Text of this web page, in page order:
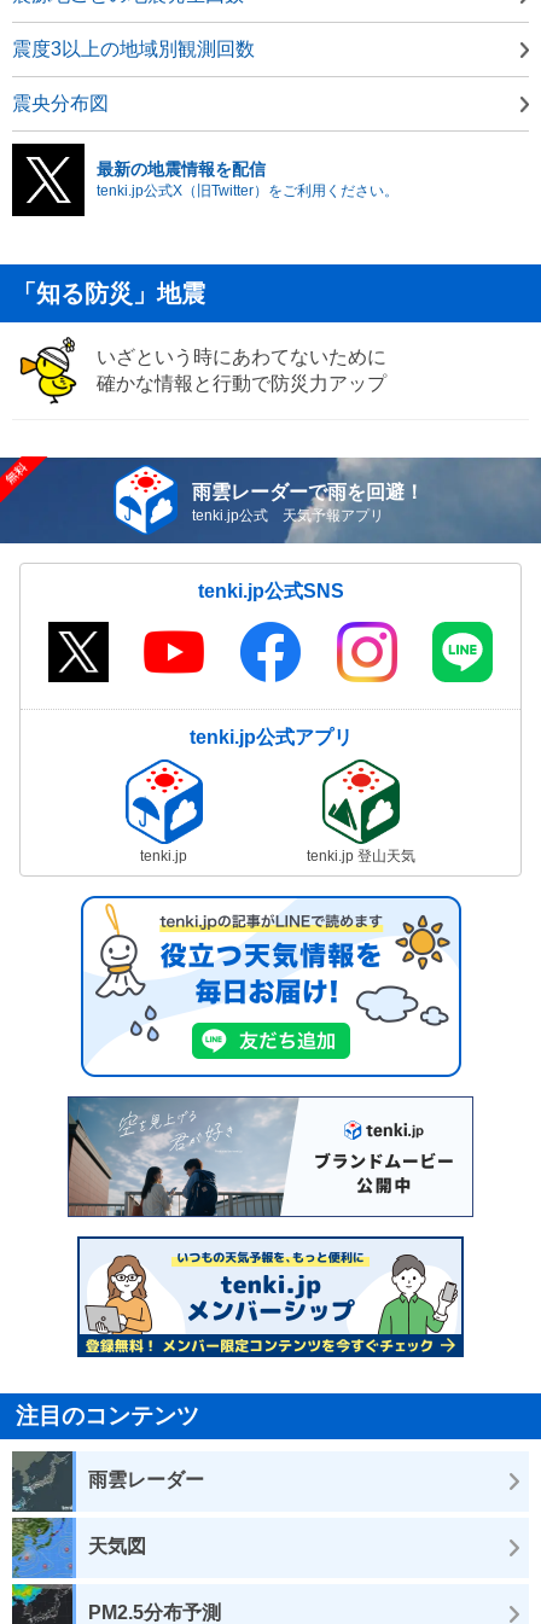
震度3以上の地域別観測回数
震央分布図
最新の地震情報を配信
tenki.jp公式X（旧Twitter）をご利用ください。
「知る防災」地震
いざという時にあわてないために
確かな情報と行動で防災力アップ
雨雲レーダーで雨を回避！
tenki.jp公式 天気予報アプリ
tenki.jp公式SNS
tenki.jp公式アプリ
tenki.jp tenki.jp 登山天気
注目のコンテンツ
雨雲レーダー
天気図
PM2.5分布予測